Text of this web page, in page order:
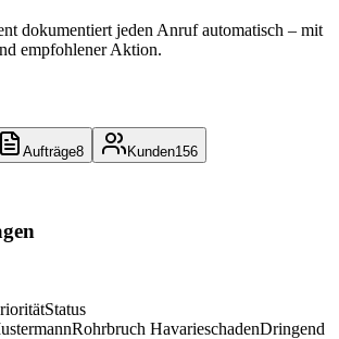
dokumentiert jeden Anruf automatisch – mit
empfohlener Aktion.
Aufträge8 Kunden156
Status
Rohrbruch HavarieschadenDringend